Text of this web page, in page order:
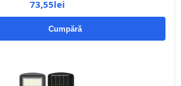
73,55lei
Cumpără